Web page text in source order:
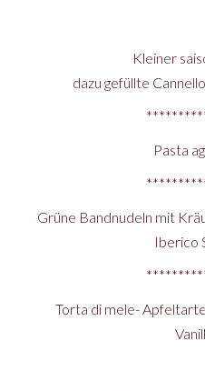
Kleiner
dazu gefüllte
Pasta
Grüne Bandnudeln mit
Iberico
Torta di mele-